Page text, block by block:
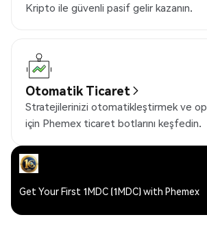
Kripto ile güvenli pasif gelir kazanın.
Otomatik Ticaret
Stratejilerinizi otomatikleştirmek ve
için Phemex ticaret botlarını keşfedin.
Get Your First 1MDC (1MDC) with Phemex